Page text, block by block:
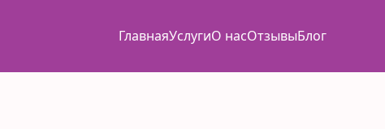
ГлавнаяУслугиО насОтзывыБлог